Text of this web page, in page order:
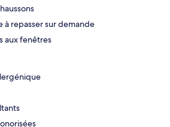
à repasser sur demande
aux fenêtres